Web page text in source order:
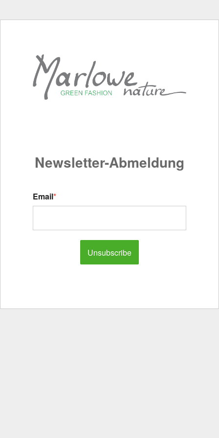
Newsletter-Abmeldung
Email*
Unsubscribe